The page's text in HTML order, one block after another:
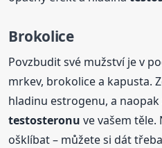
Brokolice
Povzbudit své mužství je v
mrkev, brokolice a kapusta.
hladinu estrogenu, a
testosteronu ve vašem
ošklíbat – můžete si dát